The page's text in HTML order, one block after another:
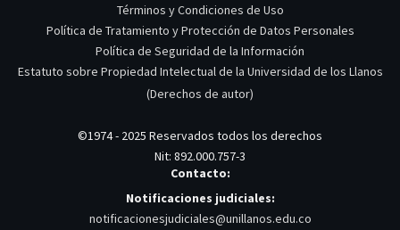
Términos y Condiciones de Uso
Política de Tratamiento y Protección de Datos Personales
Política de Seguridad de la Información
Estatuto sobre Propiedad Intelectual de la Universidad de los Llanos
(Derechos de autor)
©1974 - 2025 Reservados todos los derechos
Nit: 892.000.757-3
Contacto:
Notificaciones judiciales:
notificacionesjudiciales@unillanos.edu.co